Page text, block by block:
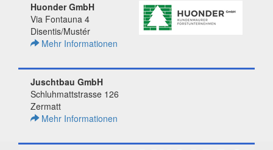
Huonder GmbH
Via Fontauna 4
Disentis/Mustér
Mehr Informationen
Juschtbau GmbH
Schluhmattstrasse 126
Zermatt
Mehr Informationen